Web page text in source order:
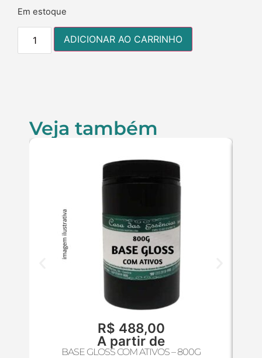
Em estoque
ADICIONAR AO CARRINHO
Veja também
A partir de
R$ 488,00
BASE GLOSS COM ATIVOS – 800G